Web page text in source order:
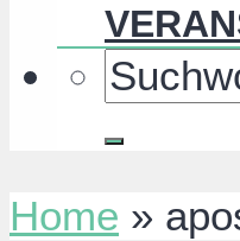
Home »